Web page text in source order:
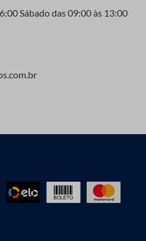
Sábado das 09:00 às 13:00